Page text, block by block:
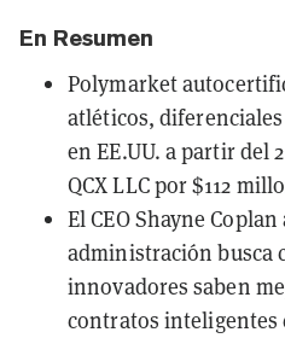
En Resumen
Polymarket
atléticos,
en EE.UU. a partir del
QCX LLC por $112
El CEO Shayne
administración busca
innovadores saben
contratos inteligentes